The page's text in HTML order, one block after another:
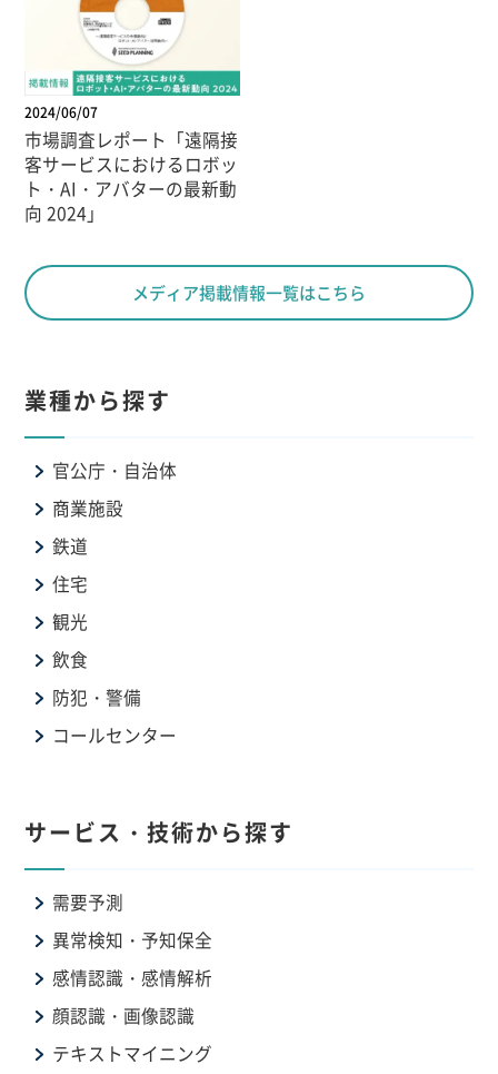
2024/06/07
市場調査レポート「遠隔接
客サービスにおけるロボッ
ト・AI・アバターの最新動
向 2024」
メディア掲載情報一覧はこちら
業種から探す
官公庁・自治体
商業施設
鉄道
住宅
観光
飲食
防犯・警備
コールセンター
サービス・技術から探す
需要予測
異常検知・予知保全
感情認識・感情解析
顔認識・画像認識
テキストマイニング